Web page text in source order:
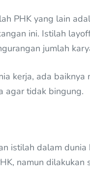
PHK yang lain
ini. Istilah
jumlah
kerja, ada
agar tidak bingung.
istilah dalam
namun dilakukan